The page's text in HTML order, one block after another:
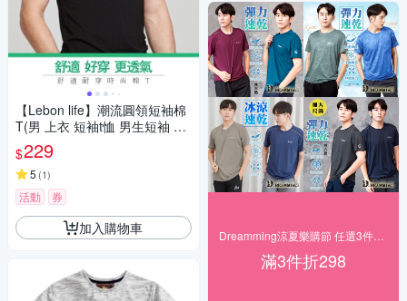
【Lebon life】潮流圓領短袖棉
T(男 上衣 短袖t恤 男生短袖 素
T 短T-Shirt)
$229
5 (1)
活動 券
加入購物車
滿3件折298